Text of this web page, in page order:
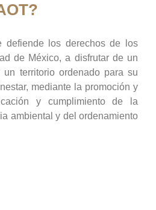
defiende los derechos de los
de México, a disfrutar de un
territorio ordenado para su
mediante la promoción y
y cumplimiento de la
ambiental y del ordenamiento